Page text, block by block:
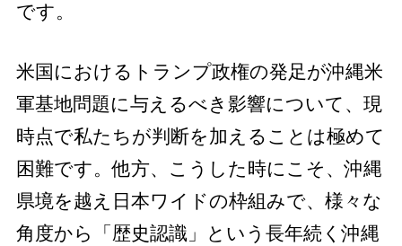
です。
米国におけるトランプ政権の発足が沖縄米
軍基地問題に与えるべき影響について、現
時点で私たちが判断を加えることは極めて
困難です。他方、こうした時にこそ、沖縄
県境を越え日本ワイドの枠組みで、様々な
角度から「歴史認識」という長年続く沖縄